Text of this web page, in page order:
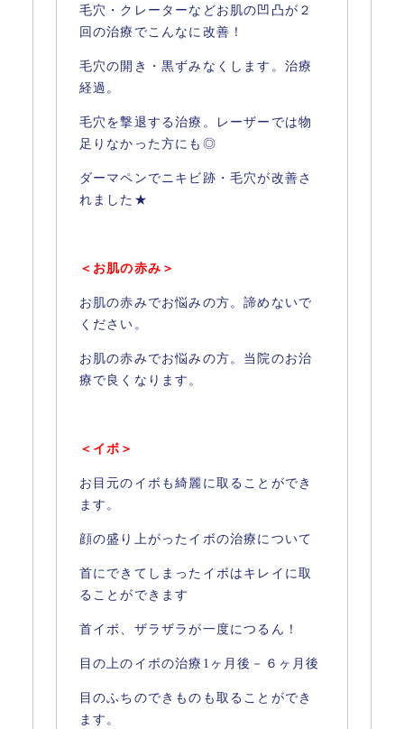
毛穴・クレーターなどお肌の凹凸が２
回の治療でこんなに改善！
毛穴の開き・黒ずみなくします。治療
経過。
毛穴を撃退する治療。レーザーでは物
足りなかった方にも◎
ダーマペンでニキビ跡・毛穴が改善さ
れました★
＜お肌の赤み＞
お肌の赤みでお悩みの方。諦めないで
ください。
お肌の赤みでお悩みの方。当院のお治
療で良くなります。
＜イボ＞
お目元のイボも綺麗に取ることができ
ます。
顔の盛り上がったイボの治療について
首にできてしまったイボはキレイに取
ることができます
首イボ、ザラザラが一度につるん！
目の上のイボの治療1ヶ月後－６ヶ月後
目のふちのできものも取ることができ
ます。